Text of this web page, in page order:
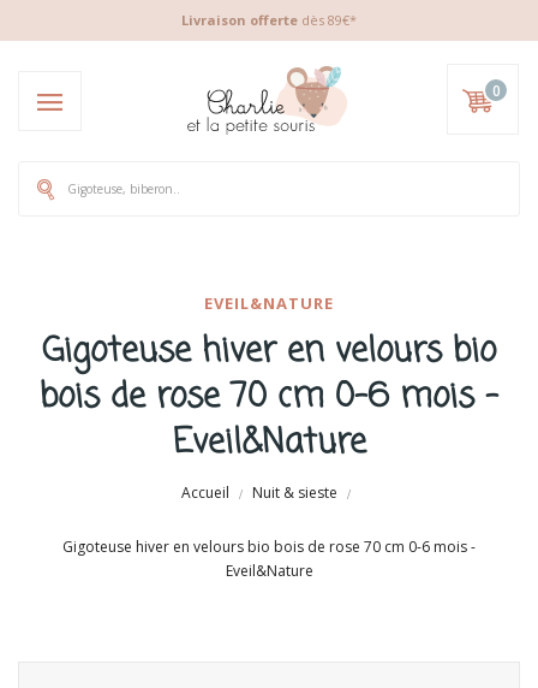
Livraison offerte dès 89€*
0
EVEIL&NATURE
Gigoteuse hiver en velours bio
bois de rose 70 cm 0-6 mois -
Eveil&Nature
Accueil Nuit & sieste
Gigoteuse hiver en velours bio bois de rose 70 cm 0-6 mois -
Eveil&Nature